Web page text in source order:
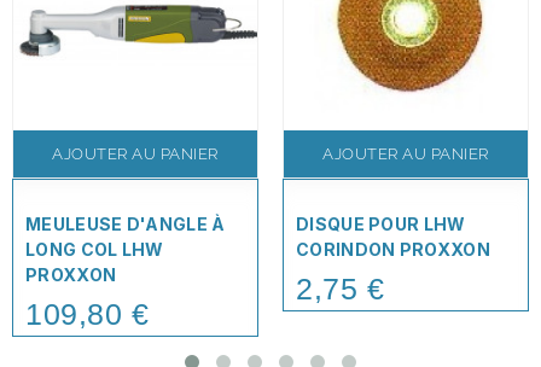
AJOUTER AU PANIER
MEULEUSE D'ANGLE À
LONG COL LHW
PROXXON
Price
109,80 €
AJOUTER AU PANIER
DISQUE POUR LHW
CORINDON PROXXON
Price
2,75 €